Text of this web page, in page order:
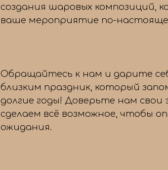
создания шаровых композиций,
ваше мероприятие по-
Обращайтесь к нам и дарите
близким праздник, который
долгие годы! Доверьте нам свои
сделаем всё возможное, чтобы
ожидания.